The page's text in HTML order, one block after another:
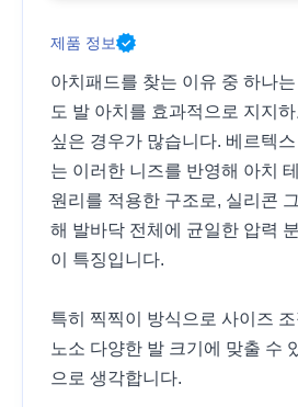
제품 정보
아치패드를 찾는 이유 중 하나는
도 발 아치를 효과적으로 지지
싶은 경우가 많습니다. 베르텍
는 이러한 니즈를 반영해 아치
원리를 적용한 구조로, 실리콘
해 발바닥 전체에 균일한 압력
이 특징입니다.
특히 찍찍이 방식으로 사이즈
노소 다양한 발 크기에 맞출 수
으로 생각합니다.